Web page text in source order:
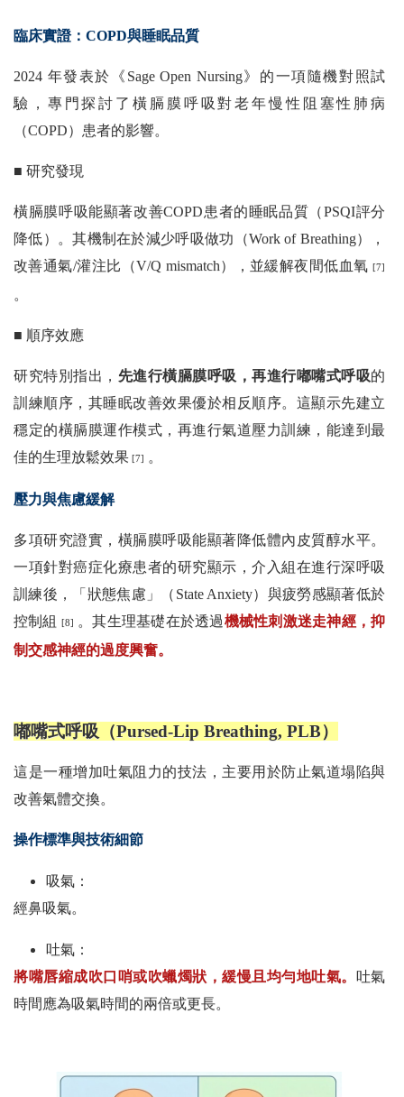
臨床實證：COPD與睡眠品質
2024 年發表於《Sage Open Nursing》的一項隨機對照試
驗，專門探討了橫膈膜呼吸對老年慢性阻塞性肺病
（COPD）患者的影響。
■ 研究發現
橫膈膜呼吸能顯著改善COPD患者的睡眠品質（PSQI評分
降低）。其機制在於減少呼吸做功（Work of Breathing），
改善通氣/灌注比（V/Q mismatch），並緩解夜間低血氧[7]
。
■ 順序效應
研究特別指出， 先進行橫膈膜呼吸，再進行嘟嘴式呼吸的
訓練順序，其睡眠改善效果優於相反順序。這顯示先建立
穩定的橫膈膜運作模式，再進行氣道壓力訓練，能達到最
佳的生理放鬆效果 [7] 。
壓力與焦慮緩解
多項研究證實，橫膈膜呼吸能顯著降低體內皮質醇水平。
一項針對癌症化療患者的研究顯示，介入組在進行深呼吸
訓練後，「狀態焦慮」（State Anxiety）與疲勞感顯著低於
控制組
[8] 。其生理基礎在於透過機械性刺激迷走神經，抑
制交感神經的過度興奮。
嘟嘴式呼吸（Pursed-Lip Breathing, PLB）
這是一種增加吐氣阻力的技法，主要用於防止氣道塌陷與
改善氣體交換。
操作標準與技術細節
吸氣：
經鼻吸氣。
吐氣：
將嘴唇縮成吹口哨或吹蠟燭狀，緩慢且均勻地吐氣。 吐氣
時間應為吸氣時間的兩倍或更長。